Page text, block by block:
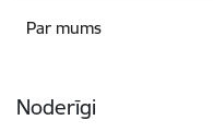
Par mums
Noderīgi